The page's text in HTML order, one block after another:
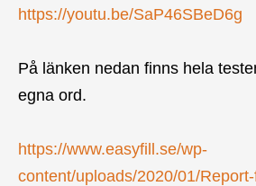
https://youtu.be/SaP46SBeD6g
På länken nedan finns hela
egna ord.
https://www.easyfill.se/wp-
content/uploads/2020/01/